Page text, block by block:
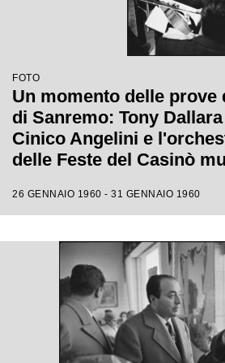
FOTO
Un momento delle prove
di Sanremo: Tony
Cinico Angelini e
delle Feste del Casinò
26 GENNAIO 1960 - 31 GENNAIO 1960